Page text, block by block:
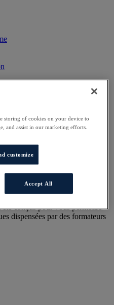
conçus pour vous permettre
dispensées par des formateurs
storing of cookies on your device to
and assist in our marketing efforts.
customize
Accept All